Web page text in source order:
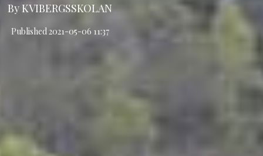
By KVIBERGSSKOLAN
Published 2021-05-06 11:37